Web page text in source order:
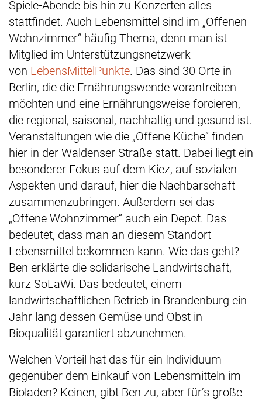
Spiele-Abende bis hin zu Konzerten alles
stattfindet. Auch Lebensmittel sind im „Offenen
Wohnzimmer“ häufig Thema, denn man ist
Mitglied im Unterstützungsnetzwerk
von LebensMittelPunkte. Das sind 30 Orte in
Berlin, die die Ernährungswende vorantreiben
möchten und eine Ernährungsweise forcieren,
die regional, saisonal, nachhaltig und gesund ist.
Veranstaltungen wie die „Offene Küche“ finden
hier in der Waldenser Straße statt. Dabei liegt ein
besonderer Fokus auf dem Kiez, auf sozialen
Aspekten und darauf, hier die Nachbarschaft
zusammenzubringen. Außerdem sei das
„Offene Wohnzimmer“ auch ein Depot. Das
bedeutet, dass man an diesem Standort
Lebensmittel bekommen kann. Wie das geht?
Ben erklärte die solidarische Landwirtschaft,
kurz SoLaWi. Das bedeutet, einem
landwirtschaftlichen Betrieb in Brandenburg ein
Jahr lang dessen Gemüse und Obst in
Bioqualität garantiert abzunehmen.
Welchen Vorteil hat das für ein Individuum
gegenüber dem Einkauf von Lebensmitteln im
Bioladen? Keinen, gibt Ben zu, aber für’s große